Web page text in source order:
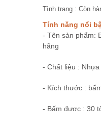
Tình trạng : Còn
Tính năng nổi
- Tên sản phẩm:
hãng
- Chất liệu : Nhựa
- Kích thước :
- Bấm được : 30